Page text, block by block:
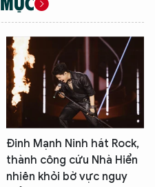
Đinh Mạnh Ninh hát Rock,
thành công cứu Nhà Hiển
nhiên khỏi bờ vực nguy